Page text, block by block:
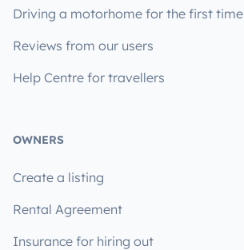
Driving a motorhome for the first time
Reviews from our users
Help Centre for travellers
OWNERS
Create a listing
Rental Agreement
Insurance for hiring out